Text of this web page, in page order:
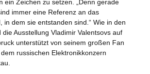
ein Zeichen zu setzen. „Denn gerade
immer eine Referenz an das
in dem sie entstanden sind.“ Wie in den
die Ausstellung Vladimir Valentsovs auf
unterstützt von seinem großen Fan
russischen Elektronikkonzern